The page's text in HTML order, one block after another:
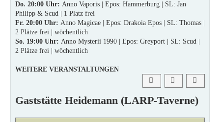
Do. 20:00 Uhr: Anno Vaporis | Epos: Hammerburg | SL: Jan
Philipp & Scud | 1 Platz frei
Fr. 20:00 Uhr: Anno Magicae | Epos: Drakoia Epos | SL: Thomas |
2 Plätze frei | wöchentlich
So. 19:00 Uhr: Anno Mysterii 1990 | Epos: Greyport | SL: Scud |
2 Plätze frei | wöchentlich
WEITERE VERANSTALTUNGEN
Gaststätte Heidemann (LARP-Taverne)